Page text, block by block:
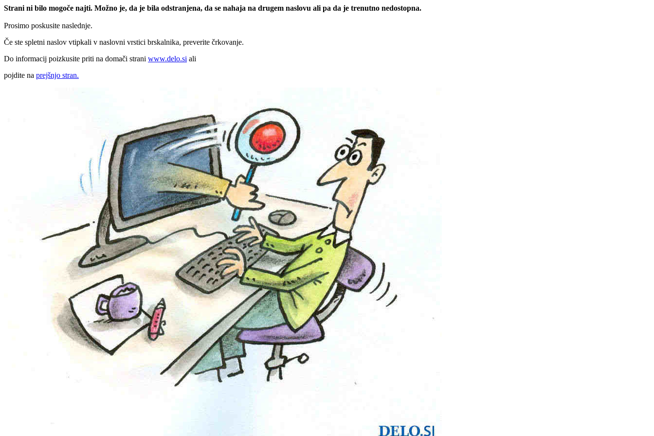
Strani ni bilo mogoče najti. Možno je, da je bila odstranjena, da se nahaja na drugem naslovu ali pa da je trenutno nedostopna.
Prosimo poskusite naslednje.
Če ste spletni naslov vtipkali v naslovni vrstici brskalnika, preverite črkovanje.
Do informacij poizkusite priti na domači strani www.delo.si ali
pojdite na prejšnjo stran.